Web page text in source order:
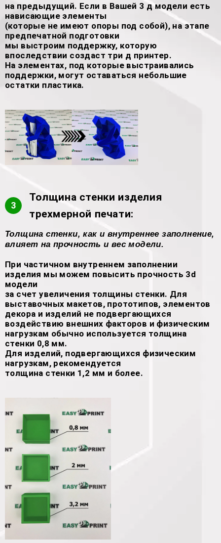
на предыдущий. Если в Вашей 3 д модели есть
нависающие элементы
(которые не имеют опоры под собой), на этапе
предпечатной подготовки
мы выстроим поддержку, которую
впоследствии создаст три д принтер.
На элементах, под которые выстраивались
поддержки, могут оставаться небольшие
остатки пластика.
3
Толщина стенки изделия
трехмерной печати:
Толщина стенки, как и внутреннее заполнение,
влияет на прочность и вес модели.
При частичном внутреннем заполнении
изделия мы можем повысить прочность 3d
модели
за счет увеличения толщины стенки. Для
выставочных макетов, прототипов, элементов
декора и изделий не подвергающихся
воздействию внешних факторов и физическим
нагрузкам обычно используется толщина
стенки 0,8 мм.
Для изделий, подвергающихся физическим
нагрузкам, рекомендуется
толщина стенки 1,2 мм и более.